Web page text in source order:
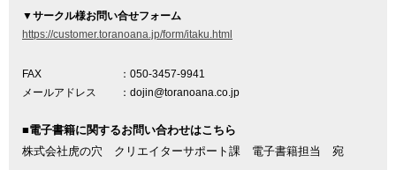
▼サークル様お問い合せフォーム
https://customer.toranoana.jp/form/itaku.html
FAX
：050-3457-9941
メールアドレス
：dojin@toranoana.co.jp
■電子書籍に関するお問い合わせはこちら
株式会社虎の穴 クリエイターサポート課 電子書籍担当 宛